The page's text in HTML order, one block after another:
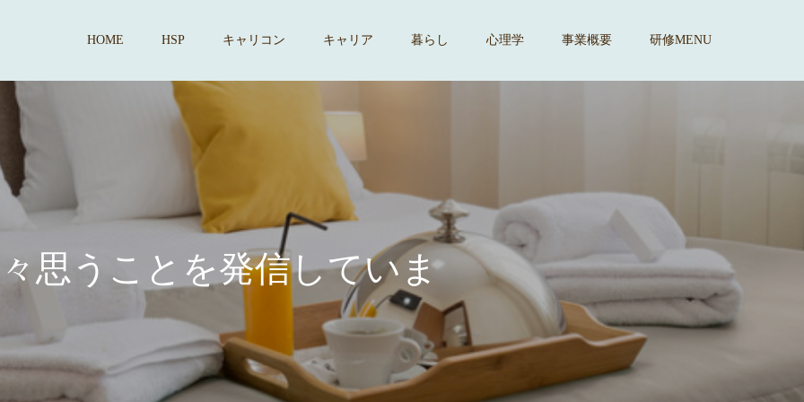
HOME HSP キャリコン キャリア 暮らし 心理学 事業概要 研修MENU
思 う こ と を 発信しています。